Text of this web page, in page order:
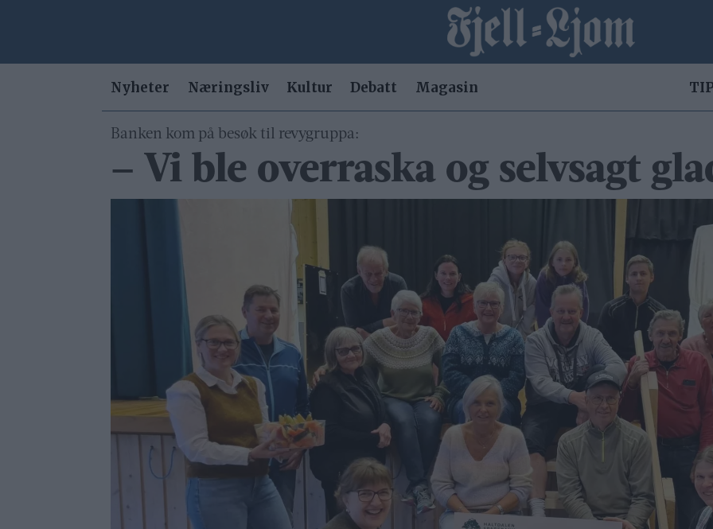
Nyheter Næringsliv Kultur Debatt Magasin
Banken kom på besøk til revygruppa:
– Vi ble overraska og selvsagt